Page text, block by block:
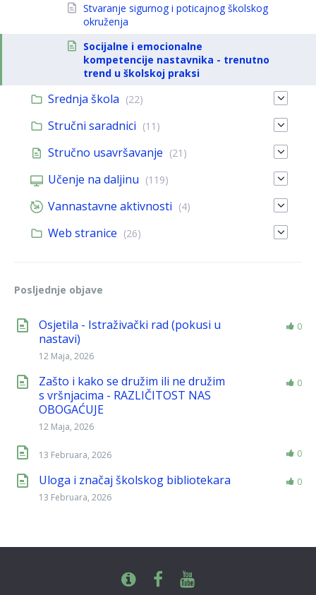
Stvaranje sigurnog i poticajnog školskog
okruženja
Socijalne i emocionalne
kompetencije nastavnika - trenutno
trend u školskoj praksi
Srednja škola (22)
Stručni saradnici (11)
Stručno usavršavanje (21)
Učenje na daljinu (119)
Vannastavne aktivnosti (4)
Web stranice (26)
Posljednje objave
Osjetila - Istraživački rad (pokusi u
nastavi)
12 Maja, 2026
0
Zašto i kako se družim ili ne družim
s vršnjacima - RAZLIČITOST NAS
OBOGAĆUJE
12 Maja, 2026
0
13 Februara, 2026 0
Uloga i značaj školskog bibliotekara
13 Februara, 2026
0